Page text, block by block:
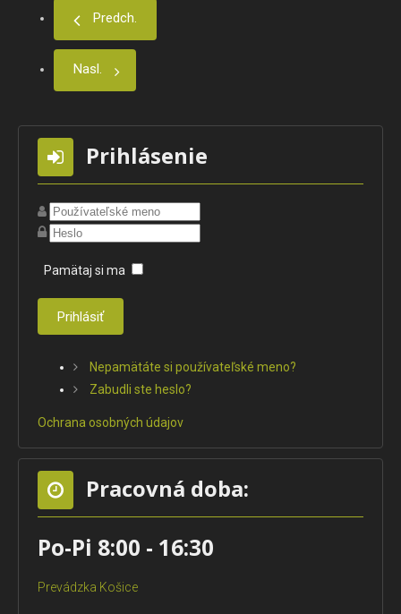
Predch.
Nasl.
Prihlásenie
Pamätaj si ma
Prihlásiť
Nepamätáte si používateľské meno?
Zabudli ste heslo?
Ochrana osobných údajov
Pracovná doba:
Po-Pi 8:00 - 16:30
Prevádzka Košice